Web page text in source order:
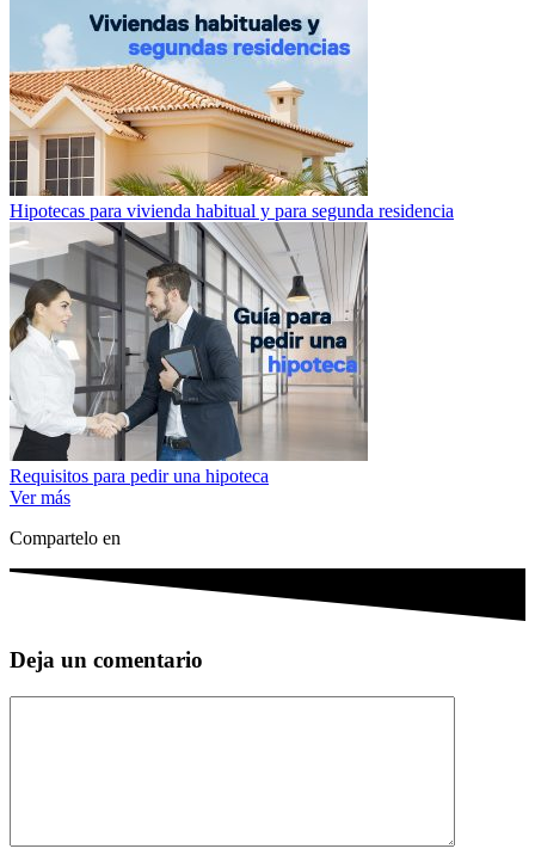
Hipotecas para vivienda habitual y para segunda residencia
Requisitos para pedir una hipoteca
Ver más
Compartelo en
Deja un comentario